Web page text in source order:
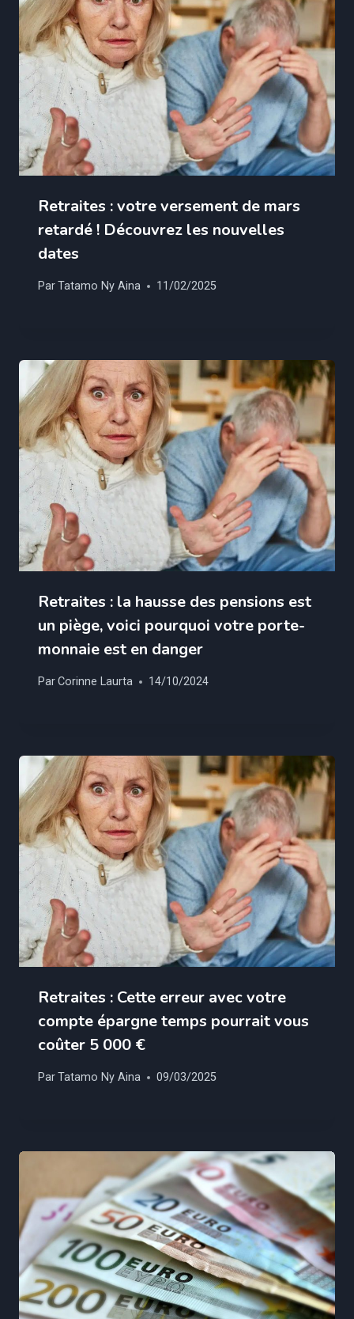
Retraites : votre versement de mars
retardé ! Découvrez les nouvelles
dates
ParTatamo Ny Aina 11/02/2025
Retraites : la hausse des pensions est
un piège, voici pourquoi votre porte-
monnaie est en danger
ParCorinne Laurta 14/10/2024
Retraites : Cette erreur avec votre
compte épargne temps pourrait vous
coûter 5 000 €
ParTatamo Ny Aina 09/03/2025